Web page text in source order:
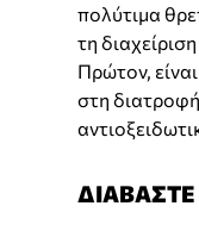
πολύτιμα
τη
Πρώτον,
στη διατροφή
ΔΙΑΒΑΣΤΕ